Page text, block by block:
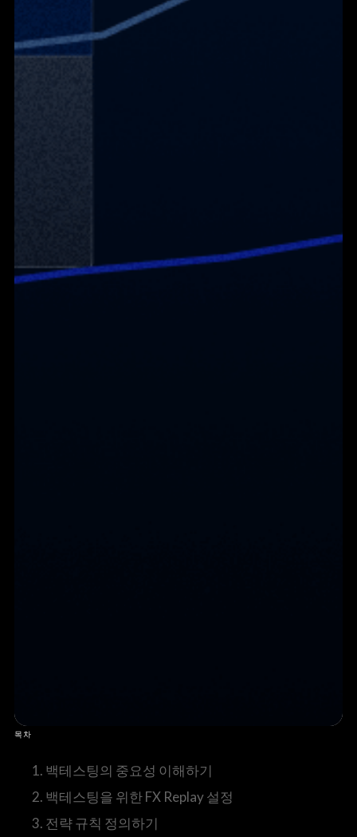
목차
1. 백테스팅의 중요성 이해하기
2. 백테스팅을 위한 FX Replay 설정
3. 전략 규칙 정의하기